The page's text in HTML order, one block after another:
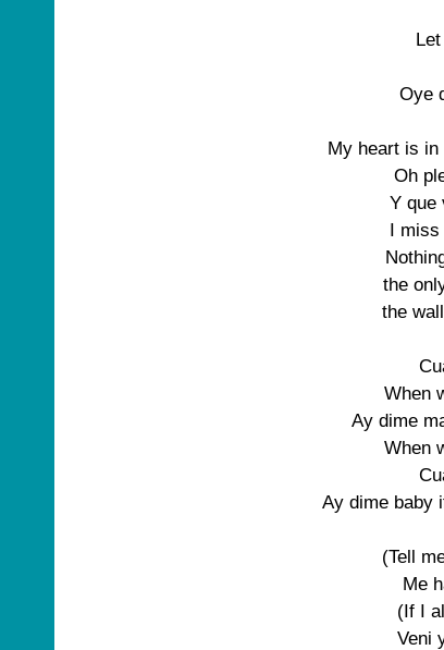
Oye
My heart is in
Oh
Y que
I miss
the
the
When
Ay dime
When
Ay dime baby
(Tell
Me
(If I
Veni